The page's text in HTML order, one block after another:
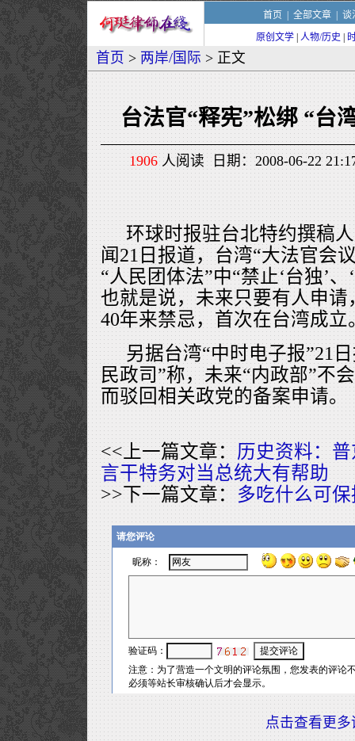
首页 全部文章| 谈
原创文学 人物/历史
首页 > 两岸/国际 > 正文
台法官“释宪”松绑 “台
1906人阅读 日期：2008-06-22
环球时报驻台北特约撰稿
闻21日报道，台湾“大法官会
“人民团体法”中“禁止‘台独’
也就是说，未来只要有人申请
40年来禁忌，首次在台湾成立
另据台湾“中时电子报”21
民政司”称，未来“内政部”不
而驳回相关政党的备案申请。
<<上一篇文章：历史资料：
言干特务对当总统大有帮助
>>下一篇文章：多吃什么可
点击查看更多